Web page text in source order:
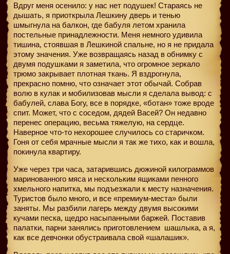
Вдруг меня осенило: у нас нет подушек! Стараясь не
дышать, я приоткрыла Лешкину дверь и тенью
шмыгнула на балкон, где бабуля летом хранила
постельные принадлежности. Меня немного удивила
тишина, стоявшая в Лешкиной спальне, но я не придала
этому значения. Уже возвращаясь назад в обнимку с
двумя подушками я заметила, что огромное зеркало
трюмо закрывает плотная ткань. Я вздрогнула,
прекрасно помню, что означает этот обычай. Собрав
волю в кулак и мобилизовав мысли я сделала вывод: с
бабулей, слава Богу, все в порядке, «ботан» тоже вроде
спит. Может, что с соседом, дядей Васей? Он недавно
перенес операцию, весьма тяжелую, на сердце.
Наверное что-то нехорошее случилось со старичком.
Гоня от себя мрачные мысли я так же тихо, как и вошла,
покинула квартиру.
Уже через три часа, затарившись дюжиной килограммов
маринованного мяса и нескольким ящиками пенного
хмельного напитка, мы подъезжали к месту назначения.
Туристов было много, и все «премиум-места» были
заняты. Мы разбили лагерь между двумя высокими
кучами песка, щедро насыпанными баржей. Поставив
палатки, парни занялись приготовлением шашлыка, а я,
как все девчонки обустраивала свой «шалашик».